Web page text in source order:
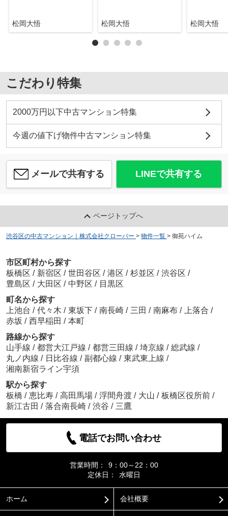
松岡大悟 松岡大悟 松岡大悟
こだわり特集
2000万円以下中古マンション特集
今週の値下げ物件中古マンション特集
メールで共有する LINEで共有する
ページトップへ
渋谷区の中古マンション｜株式会社クローバー > 物件一覧 > 御苑ハイム
市区町村から探す
板橋区 / 新宿区 / 世田谷区 / 港区 / 杉並区 / 渋谷区 /
豊島区 / 大田区 / 中野区 / 目黒区
町名から探す
上池台 / 代々木 / 東坂下 / 南長崎 / 三田 / 南麻布 / 上落合 /
赤坂 / 西早稲田 / 本町
路線から探す
山手線 / 都営大江戸線 / 都営三田線 / 埼京線 / 総武線 /
丸ノ内線 / 日比谷線 / 副都心線 / 東武東上線 /
湘南新宿ライン宇須
駅から探す
板橋 / 恵比寿 / 高田馬場 / 浮間舟渡 / 大山 / 板橋区役所前 /
新江古田 / 落合南長崎 / 渋谷 / 三鷹
電話でお問い合わせ
営業時間：
9：00～22：00
定休日：
水曜日
ホーム 会社概要